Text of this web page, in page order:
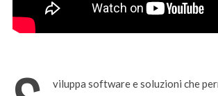
viluppa software e soluzioni che